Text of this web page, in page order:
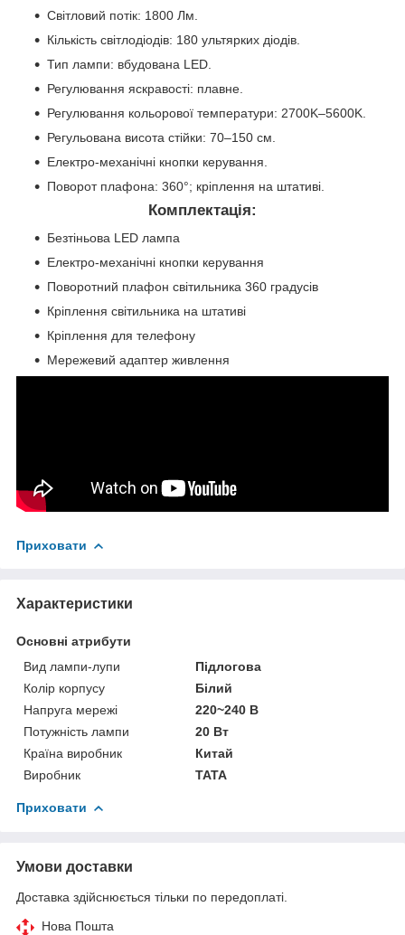
Світловий потік: 1800 Лм.
Кількість світлодіодів: 180 ультярких діодів.
Тип лампи: вбудована LED.
Регулювання яскравості: плавне.
Регулювання кольорової температури: 2700K–5600K.
Регульована висота стійки: 70–150 см.
Електро-механічні кнопки керування.
Поворот плафона: 360°; кріплення на штативі.
Комплектація:
Безтіньова LED лампа
Електро-механічні кнопки керування
Поворотний плафон світильника 360 градусів
Кріплення світильника на штативі
Кріплення для телефону
Мережевий адаптер живлення
Приховати
Характеристики
Основні атрибути
Вид лампи-лупи
Підлогова
Колір корпусу
Білий
Напруга мережі
220~240 В
Потужність лампи
20 Вт
Країна виробник
Китай
Виробник
TATA
Приховати
Умови доставки
Доставка здійснюється тільки по передоплаті.
Нова Пошта